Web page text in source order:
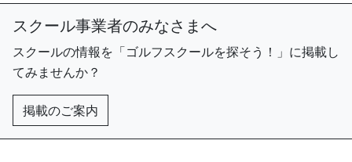
スクール事業者のみなさまへ
スクールの情報を「ゴルフスクールを探そう！」に掲載し
てみませんか？
掲載のご案内